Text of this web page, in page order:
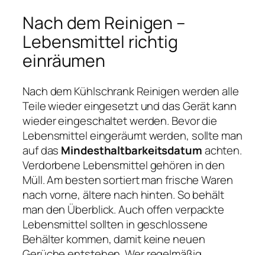
Nach dem Reinigen –
Lebensmittel richtig
einräumen
Nach dem Kühlschrank Reinigen werden alle
Teile wieder eingesetzt und das Gerät kann
wieder eingeschaltet werden. Bevor die
Lebensmittel eingeräumt werden, sollte man
auf das Mindesthaltbarkeitsdatumachten.
Verdorbene Lebensmittel gehören in den
Müll. Am besten sortiert man frische Waren
nach vorne, ältere nach hinten. So behält
man den Überblick. Auch offen verpackte
Lebensmittel sollten in geschlossene
Behälter kommen, damit keine neuen